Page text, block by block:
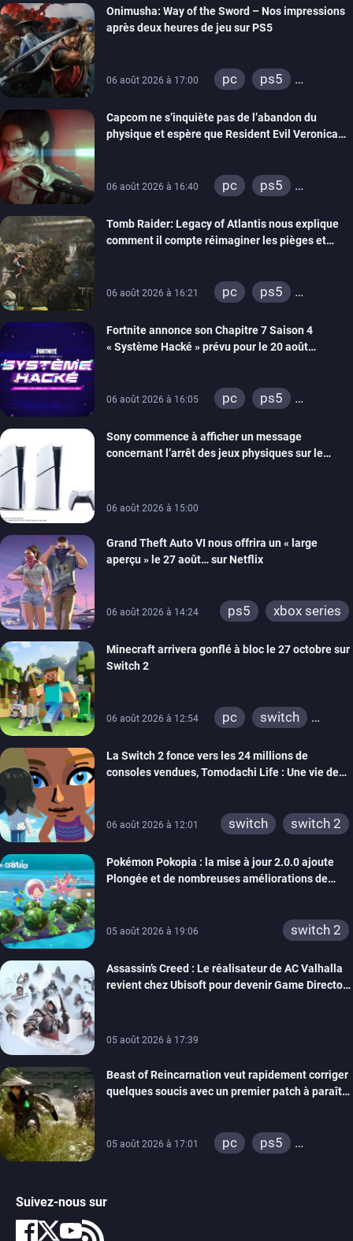
switch 2
Onimusha: Way of the Sword – Nos impressions
après deux heures de jeu sur PS5
06 août 2026 à 17:00 pc
ps5
switch 2
Capcom ne s’inquiète pas de l’abandon du
physique et espère que Resident Evil Veronica
06 août 2026 à 16:40 pc
ps5
switch 2
Tomb Raider: Legacy of Atlantis nous explique
comment il compte réimaginer les pièges et
06 août 2026 à 16:21 pc
ps5
switch 2
Fortnite annonce son Chapitre 7 Saison 4
« Système Hacké » prévu pour le 20 août
06 août 2026 à 16:05 pc
ps5
switch
ios
android
ps4
Sony commence à afficher un message
concernant l’arrêt des jeux physiques sur le
06 août 2026 à 15:00
Grand Theft Auto VI nous offrira un « large
aperçu » le 27 août… sur Netflix
06 août 2026 à 14:24 ps5 xbox series
Minecraft arrivera gonflé à bloc le 27 octobre sur
Switch 2
06 août 2026 à 12:54 pc
switch
xbox one
wiiu
3ds
ps3
switch 2
La Switch 2 fonce vers les 24 millions de
consoles vendues, Tomodachi Life : Une vie de
06 août 2026 à 12:01 switch switch 2
Pokémon Pokopia : la mise à jour 2.0.0 ajoute
Plongée et de nombreuses améliorations de
05 août 2026 à 19:06 switch 2
Assassin’s Creed : Le réalisateur de AC Valhalla
revient chez Ubisoft pour devenir Game Director
05 août 2026 à 17:39
Beast of Reincarnation veut rapidement corriger
quelques soucis avec un premier patch à paraître
05 août 2026 à 17:01 pc
ps5
Suivez-nous sur